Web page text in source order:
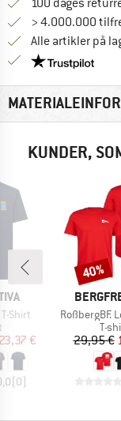
100 dages
> 4.000.000
Alle artikler på
Vi
KUNDER,
Shirt
pris
€
(0)
MÆRKE
Artikel
RoßbergBF.
T-
29,95 €
Rabat
40%